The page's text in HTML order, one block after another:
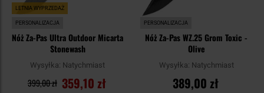
LETNIA WYPRZEDAŻ
PERSONALIZACJA
Nóż Za-Pas Ultra Outdoor Micarta
Stonewash
Wysyłka: Natychmiast
359,10 zł
399,00 zł
PERSONALIZACJA
Nóż Za-Pas WZ.25 Grom Toxic -
Olive
Wysyłka: Natychmiast
389,00 zł